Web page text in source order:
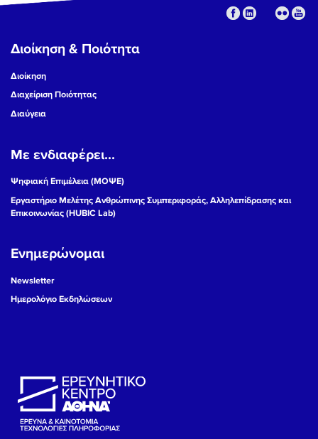
Διοίκηση & Ποιότητα
Διοίκηση
Διαχείριση Ποιότητας
Διαύγεια
Με ενδιαφέρει...
Ψηφιακή Επιμέλεια (ΜΟΨΕ)
Εργαστήριο Μελέτης Ανθρώπινης Συμπεριφοράς, Αλληλεπίδρασης και
Επικοινωνίας (HUBIC Lab)
Ενημερώνομαι
Newsletter
Ημερολόγιο Εκδηλώσεων